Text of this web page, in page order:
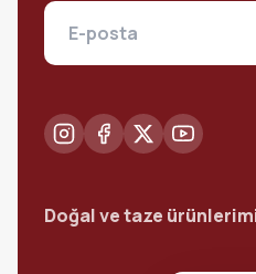
Doğal ve taze